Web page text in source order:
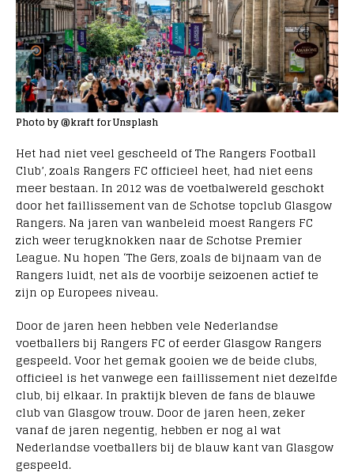
Photo by @kraft for Unsplash
Het had niet veel gescheeld of The Rangers Football
Club’, zoals Rangers FC officieel heet, had niet eens
meer bestaan. In 2012 was de voetbalwereld geschokt
door het faillissement van de Schotse topclub Glasgow
Rangers. Na jaren van wanbeleid moest Rangers FC
zich weer terugknokken naar de Schotse Premier
League. Nu hopen ‘The Gers, zoals de bijnaam van de
Rangers luidt, net als de voorbije seizoenen actief te
zijn op Europees niveau.
Door de jaren heen hebben vele Nederlandse
voetballers bij Rangers FC of eerder Glasgow Rangers
gespeeld. Voor het gemak gooien we de beide clubs,
officieel is het vanwege een faillissement niet dezelfde
club, bij elkaar. In praktijk bleven de fans de blauwe
club van Glasgow trouw. Door de jaren heen, zeker
vanaf de jaren negentig, hebben er nog al wat
Nederlandse voetballers bij de blauw kant van Glasgow
gespeeld.